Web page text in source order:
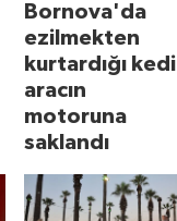
Bornova'da
ezilmekten
kurtardığı kedi
aracın
motoruna
saklandı